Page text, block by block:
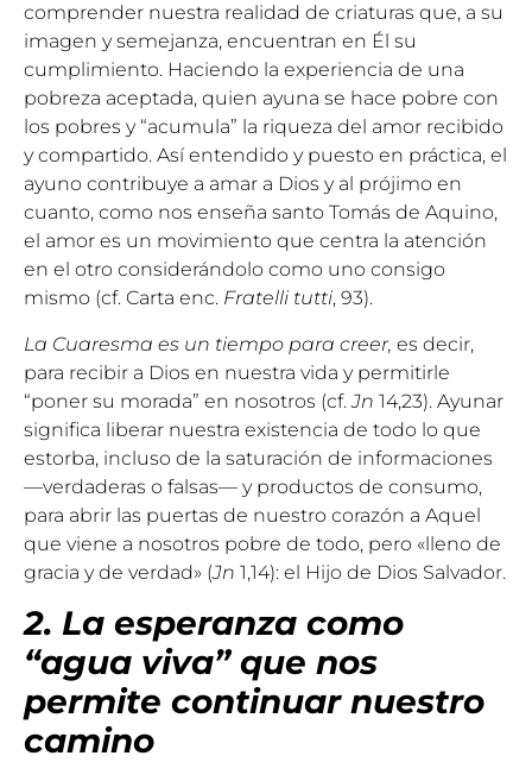
comprender nuestra realidad de criaturas que, a su
imagen y semejanza, encuentran en Él su
cumplimiento. Haciendo la experiencia de una
pobreza aceptada, quien ayuna se hace pobre con
los pobres y “acumula” la riqueza del amor recibido
y compartido. Así entendido y puesto en práctica, el
ayuno contribuye a amar a Dios y al prójimo en
cuanto, como nos enseña santo Tomás de Aquino,
el amor es un movimiento que centra la atención
en el otro considerándolo como uno consigo
mismo (cf. Carta enc. Fratelli tutti, 93).
La Cuaresma es un tiempo para creer, es decir,
para recibir a Dios en nuestra vida y permitirle
“poner su morada” en nosotros (cf.Jn 14,23). Ayunar
significa liberar nuestra existencia de todo lo que
estorba, incluso de la saturación de informaciones
—verdaderas o falsas— y productos de consumo,
para abrir las puertas de nuestro corazón a Aquel
que viene a nosotros pobre de todo, pero «lleno de
gracia y de verdad» (Jn 1,14): el Hijo de Dios Salvador.
2. La esperanza como
“agua viva” que nos
permite continuar nuestro
camino